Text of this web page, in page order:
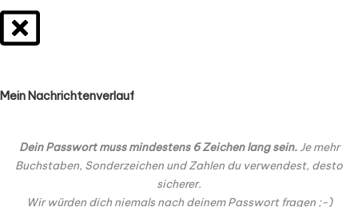
Mein Nachrichtenverlauf
Dein Passwort muss mindestens 6 Zeichen lang sein.Je mehr
Buchstaben, Sonderzeichen und Zahlen du verwendest, desto
sicherer.
Wir würden dich niemals nach deinem Passwort fragen ;-)